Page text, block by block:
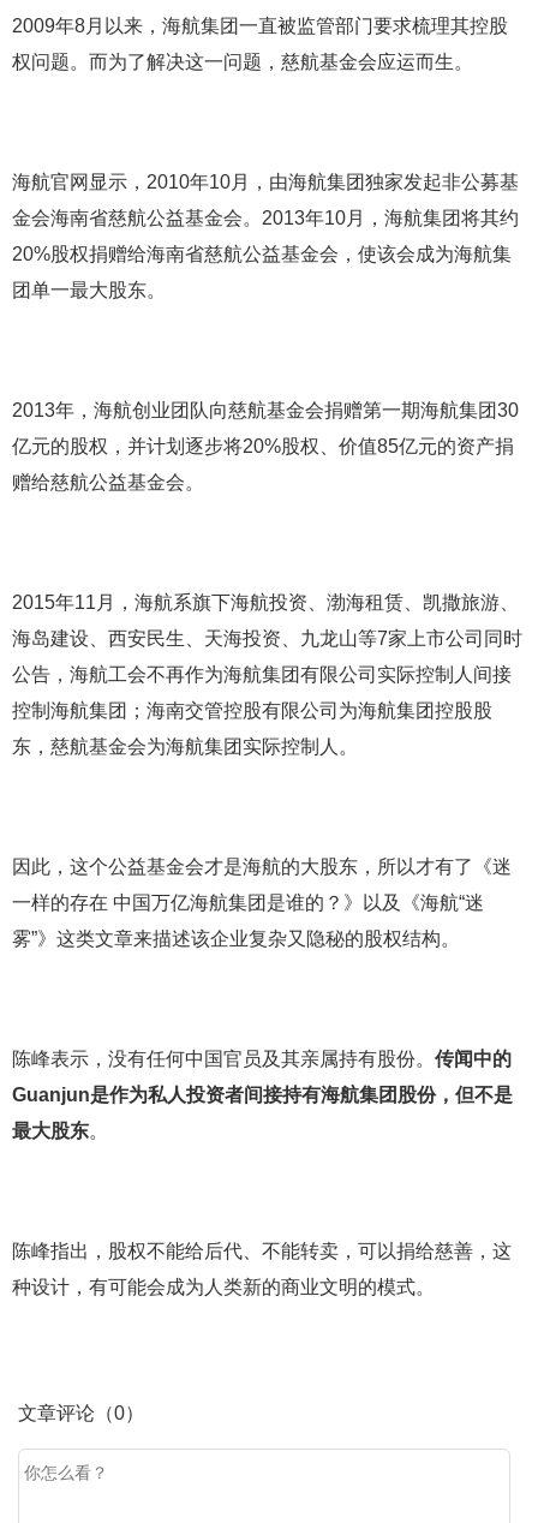
2009年8月以来，海航集团一直被监管部门要求梳理其控股
权问题。而为了解决这一问题，慈航基金会应运而生。
海航官网显示，2010年10月，由海航集团独家发起非公募基
金会海南省慈航公益基金会。2013年10月，海航集团将其约
20%股权捐赠给海南省慈航公益基金会，使该会成为海航集
团单一最大股东。
2013年，海航创业团队向慈航基金会捐赠第一期海航集团30
亿元的股权，并计划逐步将20%股权、价值85亿元的资产捐
赠给慈航公益基金会。
2015年11月，海航系旗下海航投资、渤海租赁、凯撒旅游、
海岛建设、西安民生、天海投资、九龙山等7家上市公司同时
公告，海航工会不再作为海航集团有限公司实际控制人间接
控制海航集团；海南交管控股有限公司为海航集团控股股
东，慈航基金会为海航集团实际控制人。
因此，这个公益基金会才是海航的大股东，所以才有了《迷
一样的存在 中国万亿海航集团是谁的？》以及《海航“迷
雾”》这类文章来描述该企业复杂又隐秘的股权结构。
陈峰表示，没有任何中国官员及其亲属持有股份。 传闻中的
Guanjun是作为私人投资者间接持有海航集团股份，但不是
最大股东。
陈峰指出，股权不能给后代、不能转卖，可以捐给慈善，这
种设计，有可能会成为人类新的商业文明的模式。
文章评论（0）